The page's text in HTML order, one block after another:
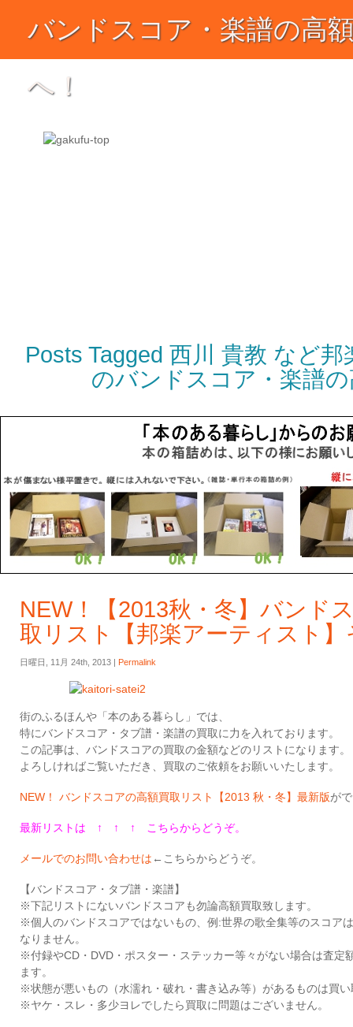
バンドスコア・楽譜の高
へ！
Posts Tagged 西川 貴教 など
のバンドスコア・楽譜
NEW！【2013秋・冬】バンド
取リスト【邦楽アーティスト】
日曜日, 11月 24th, 2013 | Permalink
街のふるほんや「本のある暮らし」では、
特にバンドスコア・タブ譜・楽譜の買取に力を入れております。
この記事は、バンドスコアの買取の金額などのリストになります。
よろしければご覧いただき、買取のご依頼をお願いいたします。
NEW！ バンドスコアの高額買取リスト【2013 秋・冬】最新版が
最新リストは ↑ ↑ ↑ こちらからどうぞ。
メールでのお問い合わせは ←こちらからどうぞ。
【バンドスコア・タブ譜・楽譜】
※下記リストにないバンドスコアも勿論高額買取致します。
※個人のバンドスコアではないもの、例:世界の歌全集等のスコア
なりません。
※付録やCD・DVD・ポスター・ステッカー等々がない場合は査定
ます。
※状態が悪いもの（水濡れ・破れ・書き込み等）があるものは買
※ヤケ・スレ・多少ヨレでしたら買取に問題はございません。